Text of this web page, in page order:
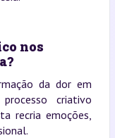
nos
da dor em
criativo
recria emoções,